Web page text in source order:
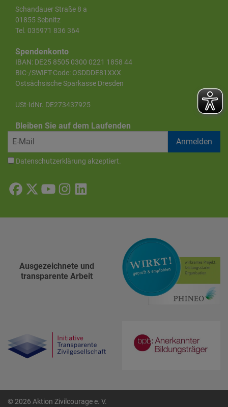
Schandauer Straße 8 a
01855 Sebnitz
Tel. 035971 836 364
Spendenkonto
IBAN: DE25 8505 0300 0221 1858 44
BIC-/SWIFT-Code: OSDDDE81XXX
Ostsächsische Sparkasse Dresden
USt-IdNr. DE273437925
Bleiben Sie auf dem Laufenden
Datenschutzerklärung akzeptiert.
Ausgezeichnete und
transparente Arbeit
© 2026 Aktion Zivilcourage e. V.